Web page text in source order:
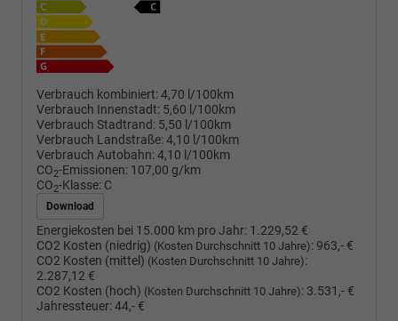
Verbrauch kombiniert:4,70 l/100km
Verbrauch Innenstadt: 5,60 l/100km
Verbrauch Stadtrand: 5,50 l/100km
Verbrauch Landstraße:4,10 l/100km
Verbrauch Autobahn:4,10 l/100km
CO2-Emissionen: 107,00 g/km
CO2-Klasse: C
Download
Energiekosten bei 15.000 km pro Jahr: 1.229,52 €
CO2 Kosten (niedrig) (Kosten Durchschnitt 10 Jahre): 963,- €
CO2 Kosten (mittel) (Kosten Durchschnitt 10 Jahre):
2.287,12 €
CO2 Kosten (hoch) (Kosten Durchschnitt 10 Jahre): 3.531,- €
Jahressteuer:44,- €